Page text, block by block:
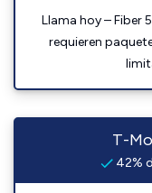
Llama hoy – Fiber
requieren
T-
42%